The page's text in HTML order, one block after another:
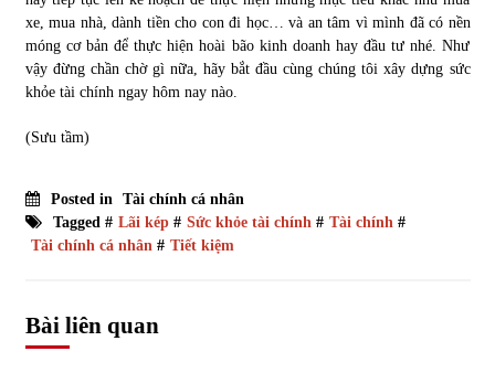
xe, mua nhà, dành tiền cho con đi học… và an tâm vì mình đã có nền
móng cơ bản để thực hiện hoài bão kinh doanh hay đầu tư nhé. Như
vậy đừng chần chờ gì nữa, hãy bắt đầu cùng chúng tôi xây dựng sức
khỏe tài chính ngay hôm nay nào.
(Sưu tầm)
Posted in
Tài chính cá nhân
Tagged # Lãi kép# Sức khỏe tài chính # Tài chính #
Tài chính cá nhân # Tiết kiệm
Bài liên quan